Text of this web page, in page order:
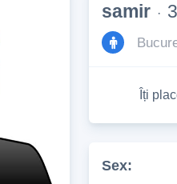
samir ·
Îți
Sex: